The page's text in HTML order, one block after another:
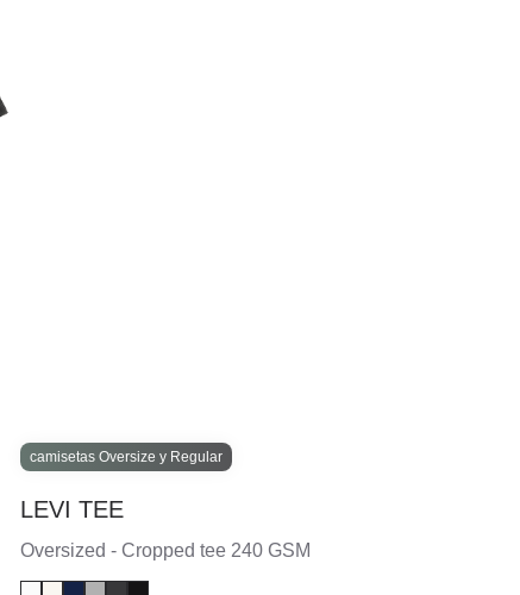
camisetas Oversize y Regular
LEVI TEE
Oversized - Cropped tee 240 GSM